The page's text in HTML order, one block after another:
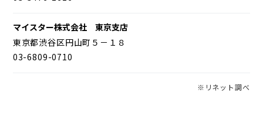
マイスター株式会社 東京支店
東京都渋谷区円山町５－１８
03-6809-0710
※リネット調べ